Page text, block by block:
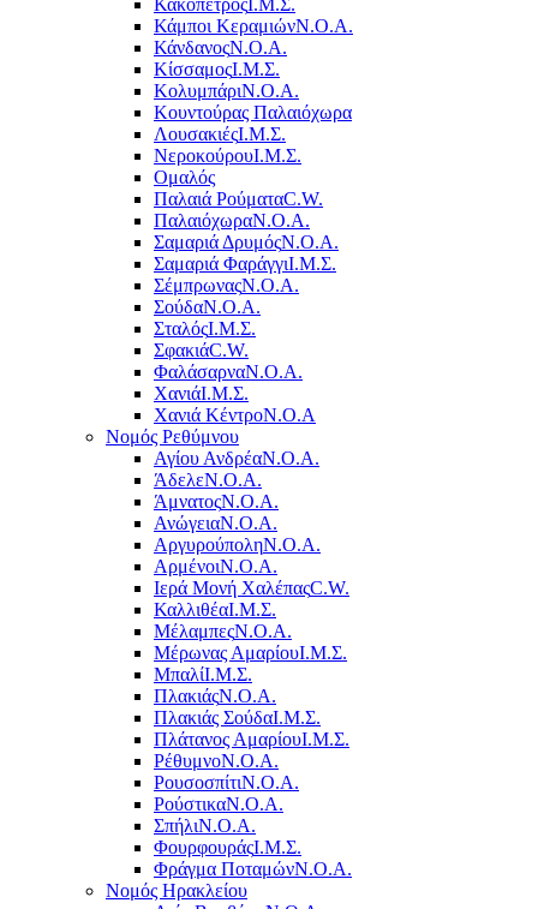
ΚακόπετροςΙ.Μ.Σ.
Κάμποι ΚεραμιώνΝ.Ο.Α.
ΚάνδανοςΝ.Ο.Α.
ΚίσσαμοςΙ.Μ.Σ.
ΚολυμπάριΝ.Ο.Α.
Κουντούρας Παλαιόχωρα
ΛουσακιέςΙ.Μ.Σ.
ΝεροκούρουΙ.Μ.Σ.
Ομαλός
Παλαιά ΡούματαC.W.
ΠαλαιόχωραΝ.Ο.Α.
Σαμαριά ΔρυμόςΝ.Ο.Α.
Σαμαριά ΦαράγγιΙ.Μ.Σ.
ΣέμπρωναςΝ.Ο.Α.
ΣούδαΝ.Ο.Α.
ΣταλόςΙ.Μ.Σ.
ΣφακιάC.W.
ΦαλάσαρναΝ.Ο.Α.
ΧανιάΙ.Μ.Σ.
Χανιά ΚέντροN.O.A
Νομός Ρεθύμνου
Αγίου ΑνδρέαΝ.Ο.Α.
ΆδελεΝ.Ο.Α.
ΆμνατοςΝ.Ο.Α.
ΑνώγειαΝ.Ο.Α.
ΑργυρούποληΝ.Ο.Α.
ΑρμένοιΝ.Ο.Α.
Ιερά Μονή ΧαλέπαςC.W.
ΚαλλιθέαΙ.Μ.Σ.
ΜέλαμπεςΝ.Ο.Α.
Μέρωνας ΑμαρίουΙ.Μ.Σ.
ΜπαλίΙ.Μ.Σ.
ΠλακιάςΝ.Ο.Α.
Πλακιάς ΣούδαΙ.Μ.Σ.
Πλάτανος ΑμαρίουΙ.Μ.Σ.
ΡέθυμνοΝ.Ο.Α.
ΡουσοσπίτιΝ.Ο.Α.
ΡούστικαΝ.Ο.Α.
ΣπήλιΝ.Ο.Α.
ΦουρφουράςΙ.Μ.Σ.
Φράγμα ΠοταμώνΝ.Ο.Α.
Νομός Ηρακλείου